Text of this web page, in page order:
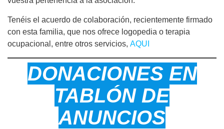
Tenéis el acuerdo de colaboración, recientemente firmado
con esta familia, que nos ofrece logopedia o terapia
ocupacional, entre otros servicios, AQUI
DONACIONES EN
TABLÓN DE
ANUNCIOS